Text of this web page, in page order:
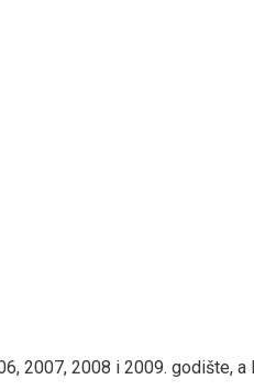
2007, 2008 i 2009. godište,